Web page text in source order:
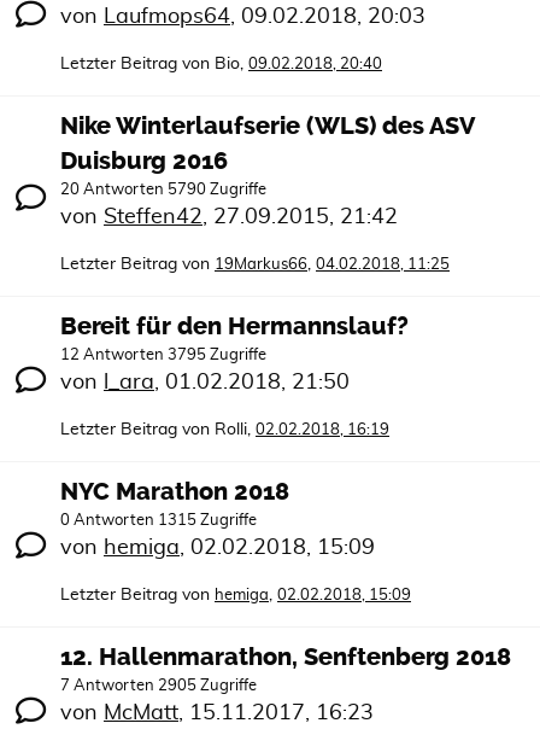
von Laufmops64, 09.02.2018, 20:03
Letzter Beitrag von Bio, 09.02.2018, 20:40
Nike Winterlaufserie (WLS) des ASV
Duisburg 2016
20 Antworten 5790 Zugriffe
von Steffen42, 27.09.2015, 21:42
Letzter Beitrag von 19Markus66, 04.02.2018, 11:25
Bereit für den Hermannslauf?
12 Antworten 3795 Zugriffe
von l_ara, 01.02.2018, 21:50
Letzter Beitrag von Rolli, 02.02.2018, 16:19
NYC Marathon 2018
0 Antworten 1315 Zugriffe
von hemiga, 02.02.2018, 15:09
Letzter Beitrag von hemiga, 02.02.2018, 15:09
12. Hallenmarathon, Senftenberg 2018
7 Antworten 2905 Zugriffe
von McMatt, 15.11.2017, 16:23